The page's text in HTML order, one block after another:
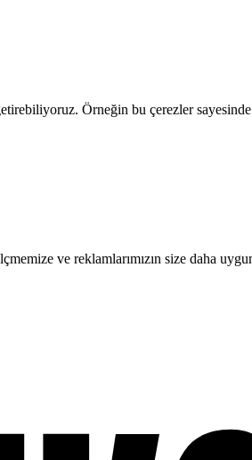
Örneğin bu çerezler
ve reklamlarımızın size daha